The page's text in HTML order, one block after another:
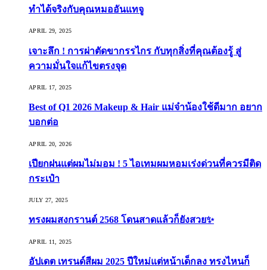
ทำได้จริงกับคุณหมออันแทจู
APRIL 29, 2025
เจาะลึก ! การผ่าตัดขากรรไกร กับทุกสิ่งที่คุณต้องรู้ สู่
ความมั่นใจแก้ไขตรงจุด
APRIL 17, 2025
Best of Q1 2026 Makeup & Hair แม่จ๋าน้องใช้ดีมาก อยาก
บอกต่อ
APRIL 20, 2026
เปียกฝนแต่ผมไม่มอม ! 5 ไอเทมผมหอมเร่งด่วนที่ควรมีติด
กระเป๋า
JULY 27, 2025
ทรงผมสงกรานต์ 2568 โดนสาดแล้วก็ยังสวย✨
APRIL 11, 2025
อัปเดต เทรนด์สีผม 2025 ปีใหม่แต่หน้าเด็กลง ทรงไหนก็